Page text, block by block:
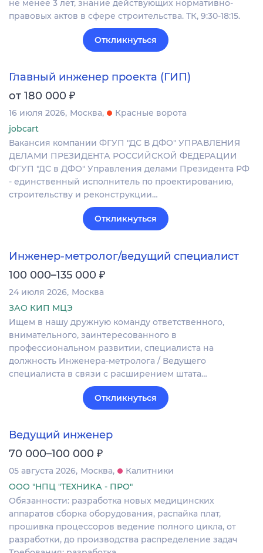
не менее 3 лет, знание действующих нормативно-
правовых актов в сфере строительства. ТК, 9:30-18:15.
Откликнуться
Главный инженер проекта (ГИП)
от 180 000 ₽
16 июля 2026 Москва
Красные ворота
jobcart
Вакансия компании ФГУП "ДС В ДФО" УПРАВЛЕНИЯ
ДЕЛАМИ ПРЕЗИДЕНТА РОССИЙСКОЙ ФЕДЕРАЦИИ
ФГУП "ДС в ДФО" Управления делами Президента РФ
- единственный исполнитель по проектированию,
строительству и реконструкции…
Откликнуться
Инженер-метролог/ведущий специалист
100 000–135 000 ₽
24 июля 2026 Москва
ЗАО КИП МЦЭ
Ищем в нашу дружную команду ответственного,
внимательного, заинтересованного в
профессиональном развитии, специалиста на
должность Инженера-метролога / Ведущего
специалиста в связи с расширением штата…
Откликнуться
Ведущий инженер
70 000–100 000 ₽
05 августа 2026 Москва
Калитники
ООО "НПЦ "ТЕХНИКА - ПРО"
Обязанности: разработка новых медицинских
аппаратов сборка оборудования, распайка плат,
прошивка процессоров ведение полного цикла, от
разработки, до производства распределение задач